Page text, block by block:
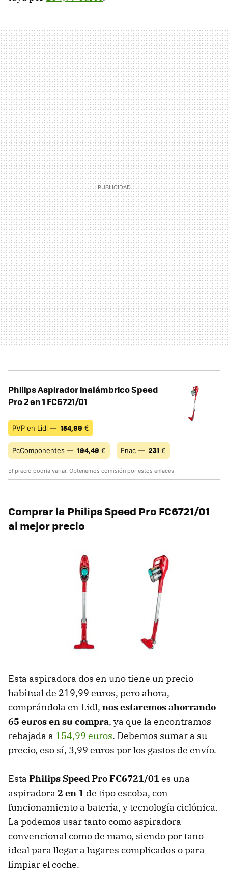
Philips Aspirador inalámbrico Speed
Pro 2 en 1 FC6721/01
PVP en Lidl — 154,99 €
PcComponentes — 194,49 € Fnac — 231 €
El precio podría variar. Obtenemos comisión por estos enlaces
Comprar la Philips Speed Pro FC6721/01
al mejor precio
Esta aspiradora dos en uno tiene un precio
habitual de 219,99 euros, pero ahora,
comprándola en Lidl, nos estaremos ahorrando
65 euros en su compra, ya que la encontramos
rebajada a 154,99 euros. Debemos sumar a su
precio, eso sí, 3,99 euros por los gastos de envío.
Esta Philips Speed Pro FC6721/01 es una
aspiradora 2 en 1 de tipo escoba, con
funcionamiento a batería, y tecnología ciclónica.
La podemos usar tanto como aspiradora
convencional como de mano, siendo por tano
ideal para llegar a lugares complicados o para
limpiar el coche.